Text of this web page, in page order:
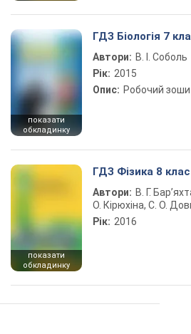
показати
обкладинку
ГДЗ Біологія 7
Автори: В. І. Соболь
Рік: 2015
Опис: Робочий
показати
обкладинку
ГДЗ Фізика 8 клас
Автори: В. Г.
О. Кірюхіна, С. О.
Рік: 2016